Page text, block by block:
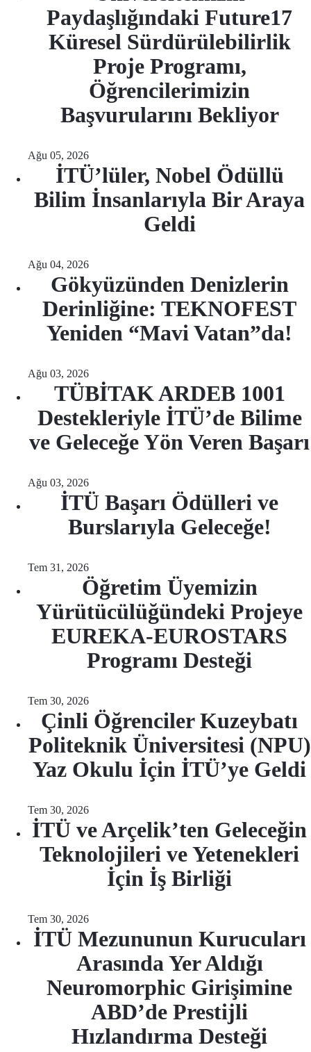
Paydaşlığındaki Future17
Küresel Sürdürülebilirlik
Proje Programı,
Öğrencilerimizin
Başvurularını Bekliyor
Ağu 05, 2026
İTÜ’lüler, Nobel Ödüllü
Bilim İnsanlarıyla Bir Araya
Geldi
Ağu 04, 2026
Gökyüzünden Denizlerin
Derinliğine: TEKNOFEST
Yeniden “Mavi Vatan”da!
Ağu 03, 2026
TÜBİTAK ARDEB 1001
Destekleriyle İTÜ’de Bilime
ve Geleceğe Yön Veren Başarı
Ağu 03, 2026
İTÜ Başarı Ödülleri ve
Burslarıyla Geleceğe!
Tem 31, 2026
Öğretim Üyemizin
Yürütücülüğündeki Projeye
EUREKA-EUROSTARS
Programı Desteği
Tem 30, 2026
Çinli Öğrenciler Kuzeybatı
Politeknik Üniversitesi (NPU)
Yaz Okulu İçin İTÜ’ye Geldi
Tem 30, 2026
İTÜ ve Arçelik’ten Geleceğin
Teknolojileri ve Yetenekleri
İçin İş Birliği
Tem 30, 2026
İTÜ Mezununun Kurucuları
Arasında Yer Aldığı
Neuromorphic Girişimine
ABD’de Prestijli
Hızlandırma Desteği